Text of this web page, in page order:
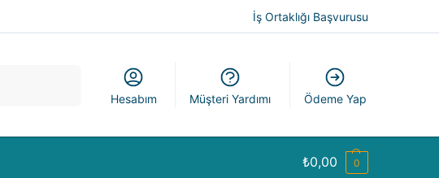
İş Ortaklığı Başvurusu
Hesabım Müşteri Yardımı Ödeme Yap
₺0,00 0